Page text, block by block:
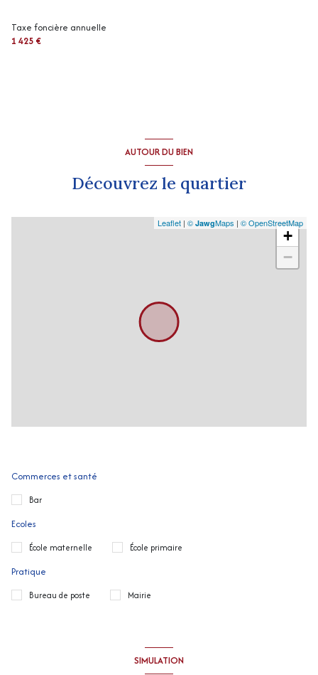
exposition Sud-Est
Taxe foncière annuelle
1 425 €
AUTOUR DU BIEN
Découvrez le quartier
+
−
Leaflet | © JawgMaps | © OpenStreetMap
Commerces et santé
Bar
Ecoles
École maternelle École primaire
Pratique
Bureau de poste Mairie
SIMULATION